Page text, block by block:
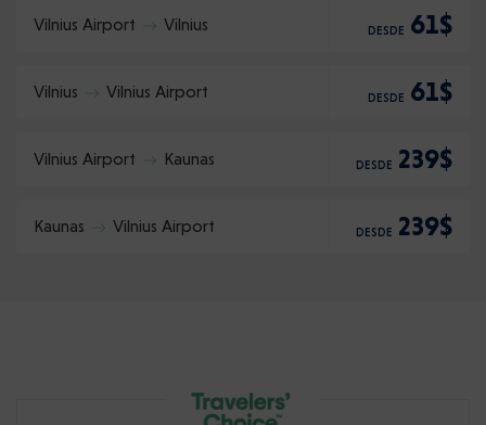
Vilnius Airport Vilnius DESDE 61$
Vilnius Vilnius Airport DESDE 61$
Vilnius Airport Kaunas DESDE 239$
Kaunas Vilnius Airport DESDE 239$